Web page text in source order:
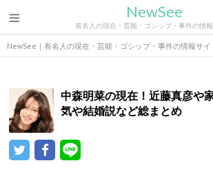
NewSee
有名人の現在・芸能・ゴシップ・事件の情
NewSee｜有名人の現在・芸能・ゴシップ・事件の情報サイ
中森明菜の現在！近藤真彦や
気や結婚説など総まとめ